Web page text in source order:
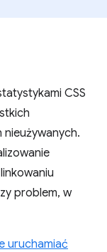
CSS
nieużywanych.
problem, w
uruchamiać